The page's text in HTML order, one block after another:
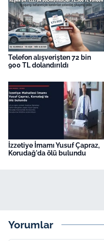
Telefon alışverişten 72 bin
900 TL dolandırıldı
İzzetiye İmamı Yusuf Çapraz,
Korudağ'da ölü bulundu
Yorumlar